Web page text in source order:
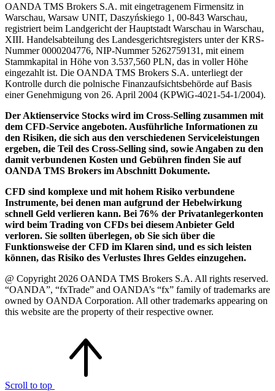
OANDA TMS Brokers S.A. mit eingetragenem Firmensitz in
Warschau, Warsaw UNIT, Daszyńskiego 1, 00-843 Warschau,
registriert beim Landgericht der Hauptstadt Warschau in Warschau,
XIII. Handelsabteilung des Landesgerichtsregisters unter der KRS-
Nummer 0000204776, NIP-Nummer 5262759131, mit einem
Stammkapital in Höhe von 3.537,560 PLN, das in voller Höhe
eingezahlt ist. Die OANDA TMS Brokers S.A. unterliegt der
Kontrolle durch die polnische Finanzaufsichtsbehörde auf Basis
einer Genehmigung von 26. April 2004 (KPWiG-4021-54-1/2004).
Der Aktienservice Stocks wird im Cross-Selling zusammen mit
dem CFD-Service angeboten. Ausführliche Informationen zu
den Risiken, die sich aus den verschiedenen Serviceleistungen
ergeben, die Teil des Cross-Selling sind, sowie Angaben zu den
damit verbundenen Kosten und Gebühren finden Sie auf
OANDA TMS Brokers im Abschnitt Dokumente.
CFD sind komplexe und mit hohem Risiko verbundene
Instrumente, bei denen man aufgrund der Hebelwirkung
schnell Geld verlieren kann. Bei 76% der Privatanlegerkonten
wird beim Trading von CFDs bei diesem Anbieter Geld
verloren. Sie sollten überlegen, ob Sie sich über die
Funktionsweise der CFD im Klaren sind, und es sich leisten
können, das Risiko des Verlustes Ihres Geldes einzugehen.
@ Copyright 2026 OANDA TMS Brokers S.A. All rights reserved.
“OANDA”, “fxTrade” and OANDA’s “fx” family of trademarks are
owned by OANDA Corporation. All other trademarks appearing on
this website are the property of their respective owner.
Scroll to top